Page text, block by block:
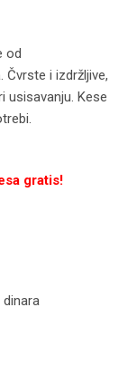
od
i izdržljive,
usisavanju. Kese
gratis!
dinara